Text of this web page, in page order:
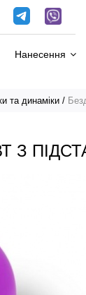
Нанесення
та динаміки
З